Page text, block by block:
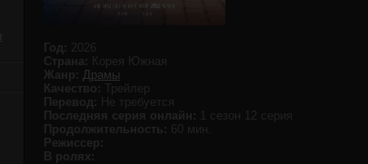
Год: 2026
Страна: Корея Южная
Жанр: Драмы
Качество: Трейлер
Перевод: Не требуется
Последняя серия онлайн: 1 сезон 12 серия
Продолжительность: 60 мин.
Режиссер:
В ролях: